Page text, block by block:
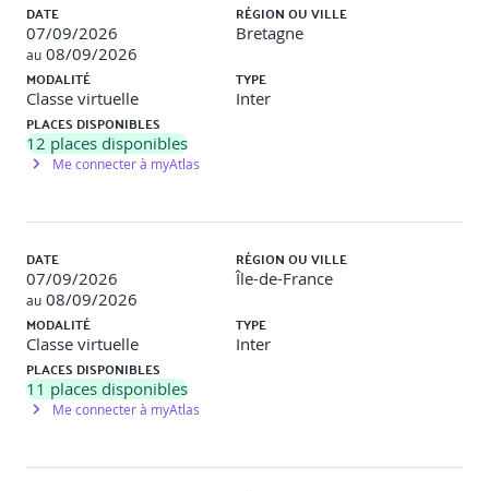
DATE
07/09/2026
au 08/09/2026
RÉGION OU VILLE
Bretagne
MODALITÉ
Classe virtuelle
TYPE
Inter
PLACES DISPONIBLES
12 places disponibles
Me connecter à myAtlas
DATE
07/09/2026
au 08/09/2026
RÉGION OU VILLE
Île-de-France
MODALITÉ
Classe virtuelle
TYPE
Inter
PLACES DISPONIBLES
11 places disponibles
Me connecter à myAtlas